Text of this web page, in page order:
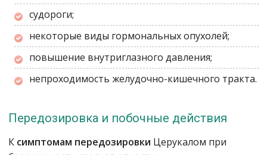
судороги;
некоторые виды гормональных опухолей;
повышение внутриглазного давления;
непроходимость желудочно-кишечного тракта.
Передозировка и побочные действия
К симптомам передозировки Церукалом при